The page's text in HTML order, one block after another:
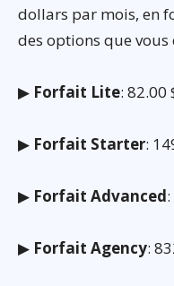
dollars par mois, en
des options que vous
▶ Forfait Lite: 82.00
▶ Forfait Starter:
▶ Forfait Advanced
▶ Forfait Agency: